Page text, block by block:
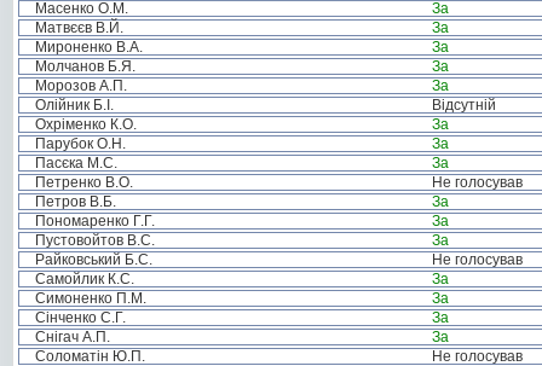
Масенко О.М.
За
Матвєєв В.Й.
За
Мироненко В.А.
За
Молчанов Б.Я.
За
Морозов А.П.
За
Олійник Б.І.
Відсутній
Охріменко К.О.
За
Парубок О.Н.
За
Пасєка М.С.
За
Петренко В.О.
Не голосував
Петров В.Б.
За
Пономаренко Г.Г.
За
Пустовойтов В.С.
За
Райковський Б.С.
Не голосував
Самойлик К.С.
За
Симоненко П.М.
За
Сінченко С.Г.
За
Снігач А.П.
За
Соломатін Ю.П.
Не голосував